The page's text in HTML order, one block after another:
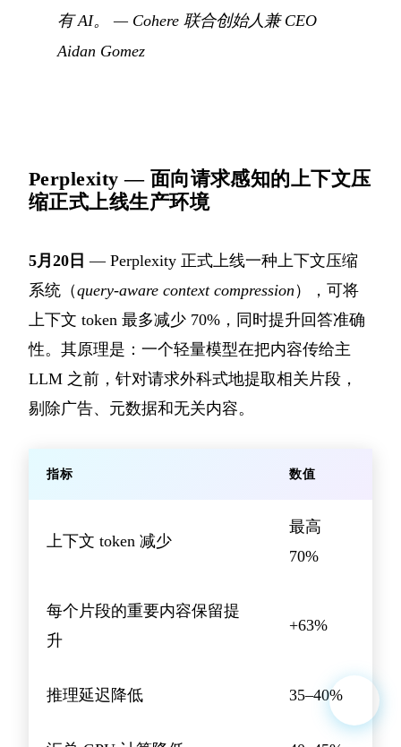
有 AI。
— Cohere 联合创始人兼 CEO
Aidan Gomez
Perplexity — 面向请求感知的上下文压
缩正式上线生产环境
5月20日 — Perplexity 正式上线一种上下文压缩
系统（query-aware context compression ），可将
上下文 token 最多减少 70%，同时提升回答准确
性。其原理是：一个轻量模型在把内容传给主
LLM 之前，针对请求外科式地提取相关片段，
剔除广告、元数据和无关内容。
指标 数值
上下文 token 减少
最高
70%
每个片段的重要内容保留提
升
+63%
推理延迟降低 35–40%